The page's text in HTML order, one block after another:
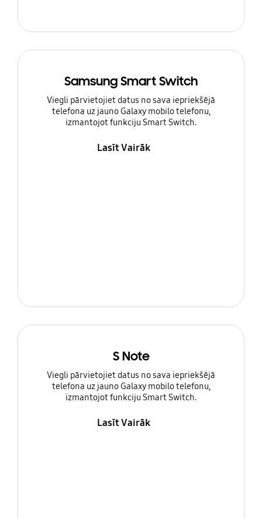
Samsung Smart Switch
Viegli pārvietojiet datus no sava iepriekšējā
telefona uz jauno Galaxy mobilo telefonu,
izmantojot funkciju Smart Switch.
Lasīt Vairāk
S Note
Viegli pārvietojiet datus no sava iepriekšējā
telefona uz jauno Galaxy mobilo telefonu,
izmantojot funkciju Smart Switch.
Lasīt Vairāk